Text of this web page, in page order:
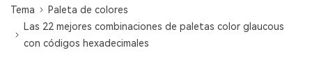
Tema
Paleta de colores
Las 22 mejores combinaciones de paletas color glaucous
con códigos hexadecimales